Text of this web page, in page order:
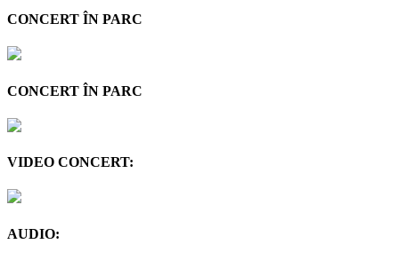
CONCERT ÎN PARC
CONCERT ÎN PARC
VIDEO CONCERT:
AUDIO: